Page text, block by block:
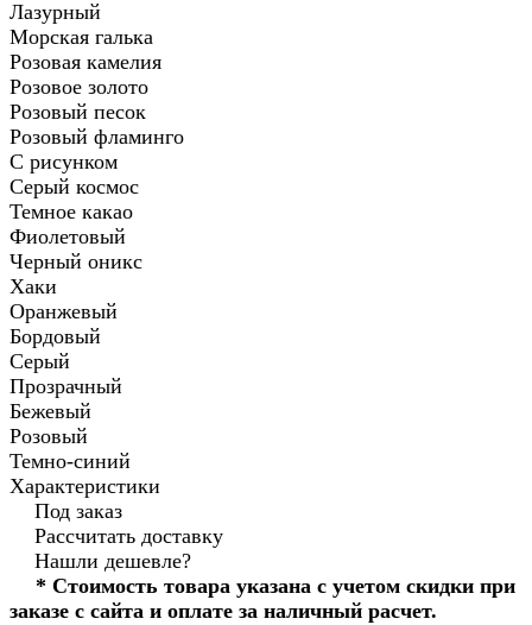
Лазурный
Морская галька
Розовая камелия
Розовое золото
Розовый песок
Розовый фламинго
С рисунком
Серый космос
Темное какао
Фиолетовый
Черный оникс
Хаки
Оранжевый
Бордовый
Серый
Прозрачный
Бежевый
Розовый
Темно-синий
Характеристики
Под заказ
Рассчитать доставку
Нашли дешевле?
* Стоимость товара указана с учетом скидки при
заказе с сайта и оплате за наличный расчет.